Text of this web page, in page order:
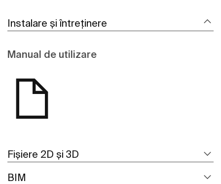
Instalare și întreținere
Manual de utilizare
Fișiere 2D și 3D
BIM